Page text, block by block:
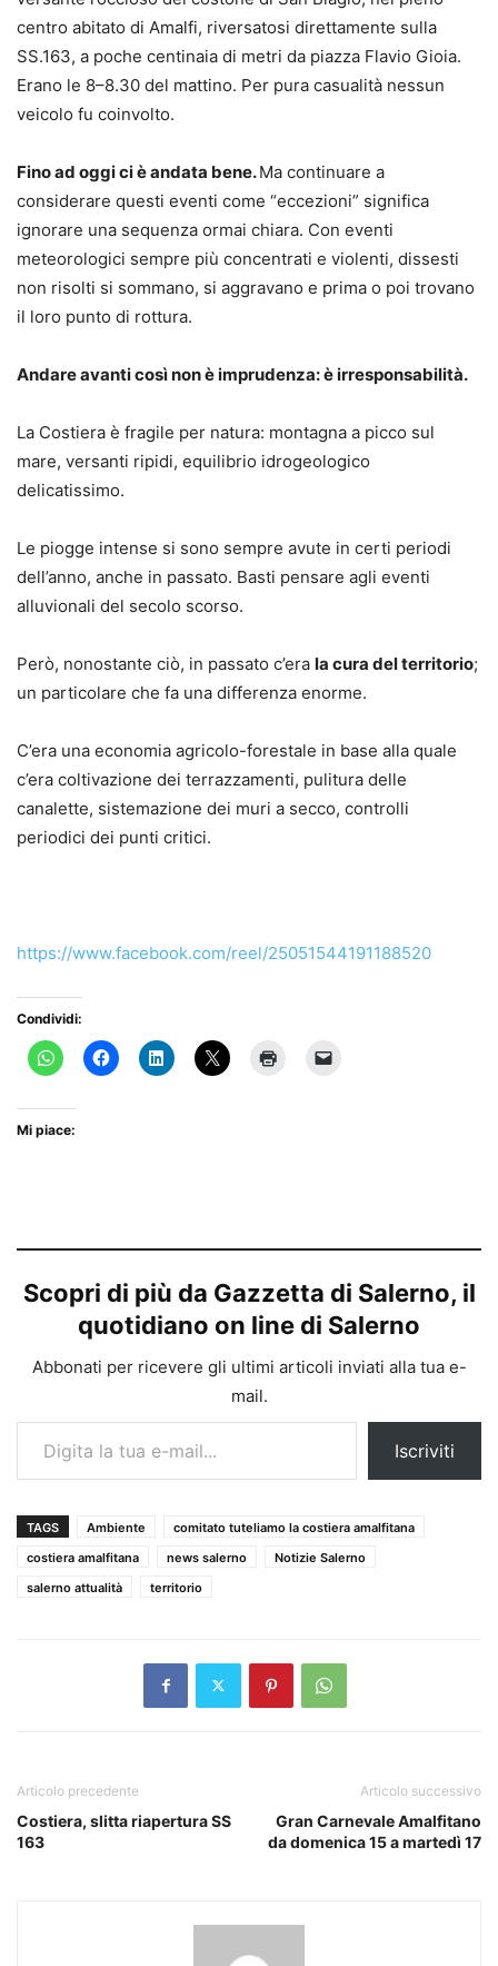
centro abitato di Amalfi, riversatosi direttamente sulla
SS.163, a poche centinaia di metri da piazza Flavio Gioia.
Erano le 8–8.30 del mattino. Per pura casualità nessun
veicolo fu coinvolto.
Fino ad oggi ci è andata bene.Ma continuare a
considerare questi eventi come “eccezioni” significa
ignorare una sequenza ormai chiara. Con eventi
meteorologici sempre più concentrati e violenti, dissesti
non risolti si sommano, si aggravano e prima o poi trovano
il loro punto di rottura.
Andare avanti così non è imprudenza: è irresponsabilità.
La Costiera è fragile per natura: montagna a picco sul
mare, versanti ripidi, equilibrio idrogeologico
delicatissimo.
Le piogge intense si sono sempre avute in certi periodi
dell’anno, anche in passato. Basti pensare agli eventi
alluvionali del secolo scorso.
Però, nonostante ciò, in passato c’era la cura del territorio;
un particolare che fa una differenza enorme.
C’era una economia agricolo-forestale in base alla quale
c’era coltivazione dei terrazzamenti, pulitura delle
canalette, sistemazione dei muri a secco, controlli
periodici dei punti critici.
https://www.facebook.com/reel/25051544191188520
Condividi:
Mi piace:
Scopri di più da Gazzetta di Salerno, il
quotidiano on line di Salerno
Abbonati per ricevere gli ultimi articoli inviati alla tua e-
mail.
Digita la tua e-mail...
Iscriviti
TAGS Ambiente
comitato tuteliamo la costiera amalfitana
costiera amalfitana
news salerno
Notizie Salerno
salerno attualità
territorio
Articolo precedente
Costiera, slitta riapertura SS
163
Articolo successivo
Gran Carnevale Amalfitano
da domenica 15 a martedì 17